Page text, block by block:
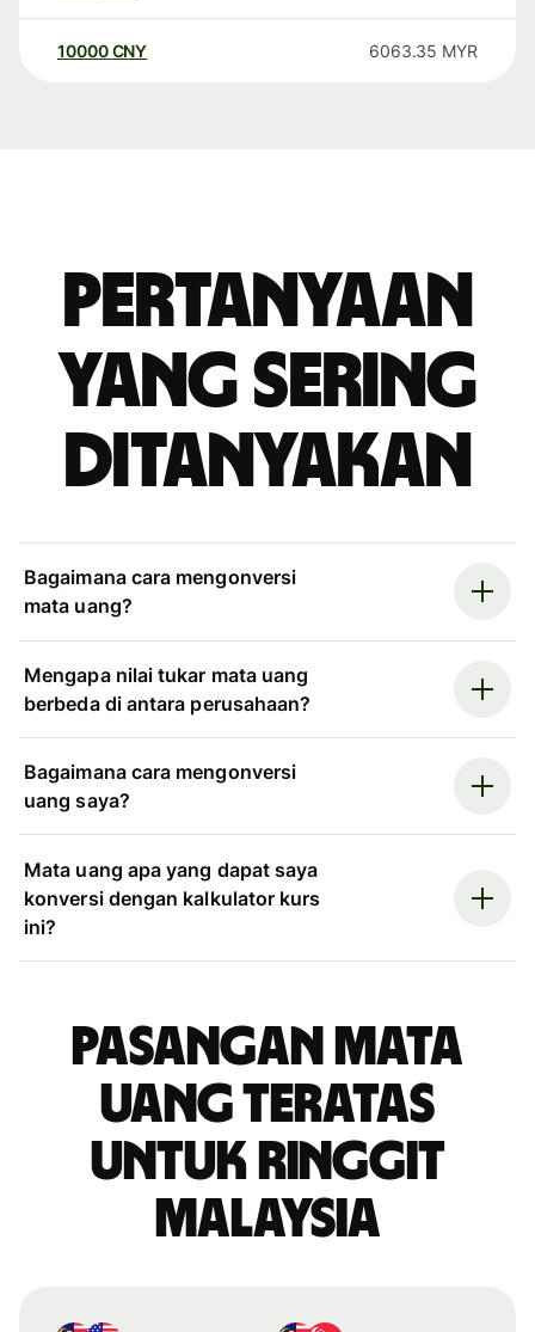
10000 CNY 6063.35 MYR
Pertanyaan
yang sering
ditanyakan
Bagaimana cara mengonversi
mata uang?
Mengapa nilai tukar mata uang
berbeda di antara perusahaan?
Bagaimana cara mengonversi
uang saya?
Mata uang apa yang dapat saya
konversi dengan kalkulator kurs
ini?
Pasangan mata
uang teratas
untuk ringgit
Malaysia